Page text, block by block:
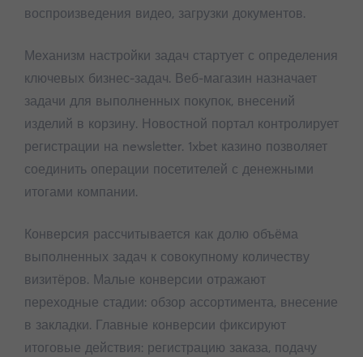
воспроизведения видео, загрузки документов.
Механизм настройки задач стартует с определения
ключевых бизнес-задач. Веб-магазин назначает
задачи для выполненных покупок, внесений
изделий в корзину. Новостной портал контролирует
регистрации на newsletter. 1xbet казино позволяет
соединить операции посетителей с денежными
итогами компании.
Конверсия рассчитывается как долю объёма
выполненных задач к совокупному количеству
визитёров. Малые конверсии отражают
переходные стадии: обзор ассортимента, внесение
в закладки. Главные конверсии фиксируют
итоговые действия: регистрацию заказа, подачу